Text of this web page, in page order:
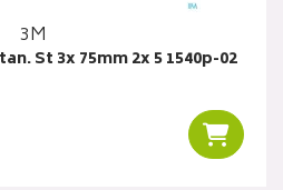
3M
St 3x 75mm 2x 5 1540p-02